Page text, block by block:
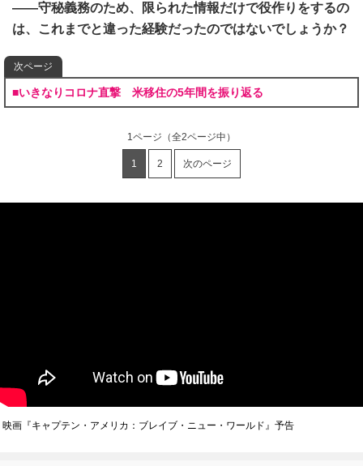
――守秘義務のため、限られた情報だけで役作りをするの
は、これまでと違った経験だったのではないでしょうか？
次ページ
■いきなりコロナ直撃 米移住の5年間を振り返る
1ページ （全2ページ中）
1 2 次のページ
映画『キャプテン・アメリカ：ブレイブ・ニュー・ワールド』予告